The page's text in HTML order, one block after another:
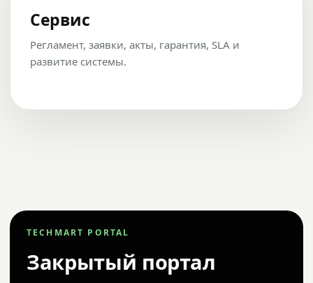
Сервис
Регламент, заявки, акты, гарантия, SLA и
развитие системы.
TECHMART PORTAL
Закрытый портал